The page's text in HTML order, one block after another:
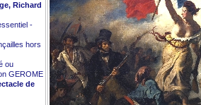
Richard
-
hors
ou
GEROME
de